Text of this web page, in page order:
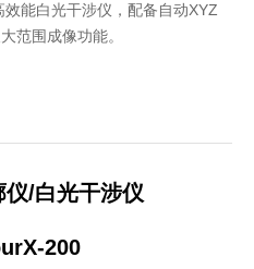
能白光干涉仪，配备自动XYZ
范围成像功能。
/白光干涉仪
200